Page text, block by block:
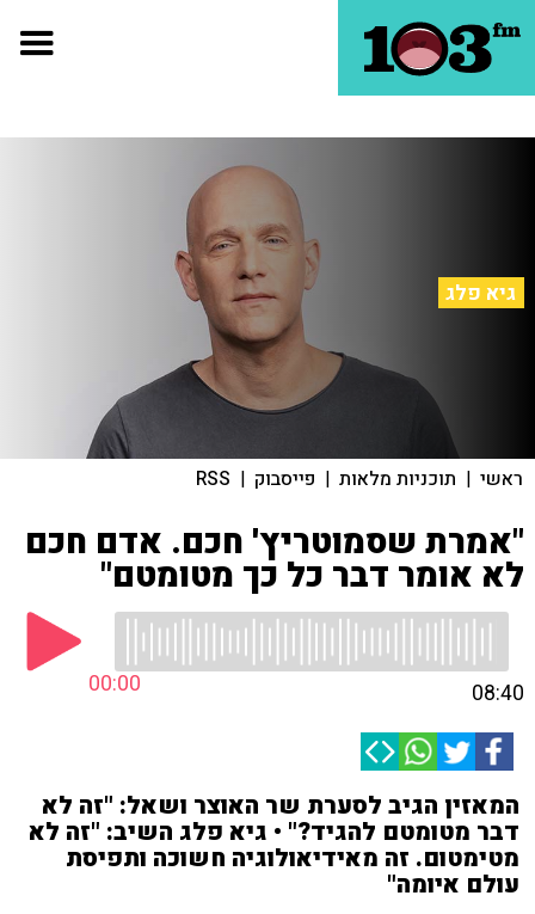
גיא פלג
ראשי | תוכניות מלאות | פייסבוק |
RSS
"אמרת שסמוטריץ' חכם. אדם חכם
לא אומר דבר כל כך מטומטם"
00:00 08:40
המאזין הגיב לסערת שר האוצר ושאל: "זה לא
דבר מטומטם להגיד?" • גיא פלג השיב: "זה לא
מטימטום. זה מאידיאולוגיה חשוכה ותפיסת
עולם איומה"